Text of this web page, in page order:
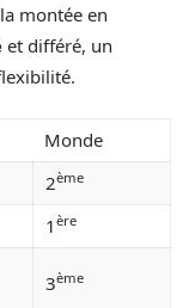
montée en
et différé, un
Monde
2ème
1 ère
3ème